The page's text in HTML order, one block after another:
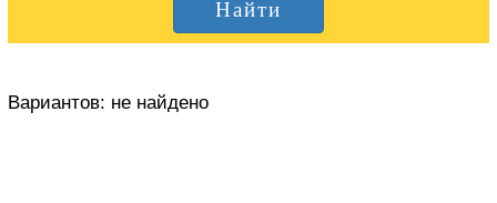
Вариантов: не найдено